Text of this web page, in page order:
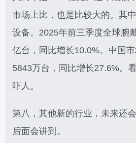
市场上比，也是比较大的。其
设备。2025年前三季度全球腕
亿台，同比增长10.0%。中国
5843万台，同比增长27.6%。
吓人。
第八，其他新的行业，未来还
后面会讲到。